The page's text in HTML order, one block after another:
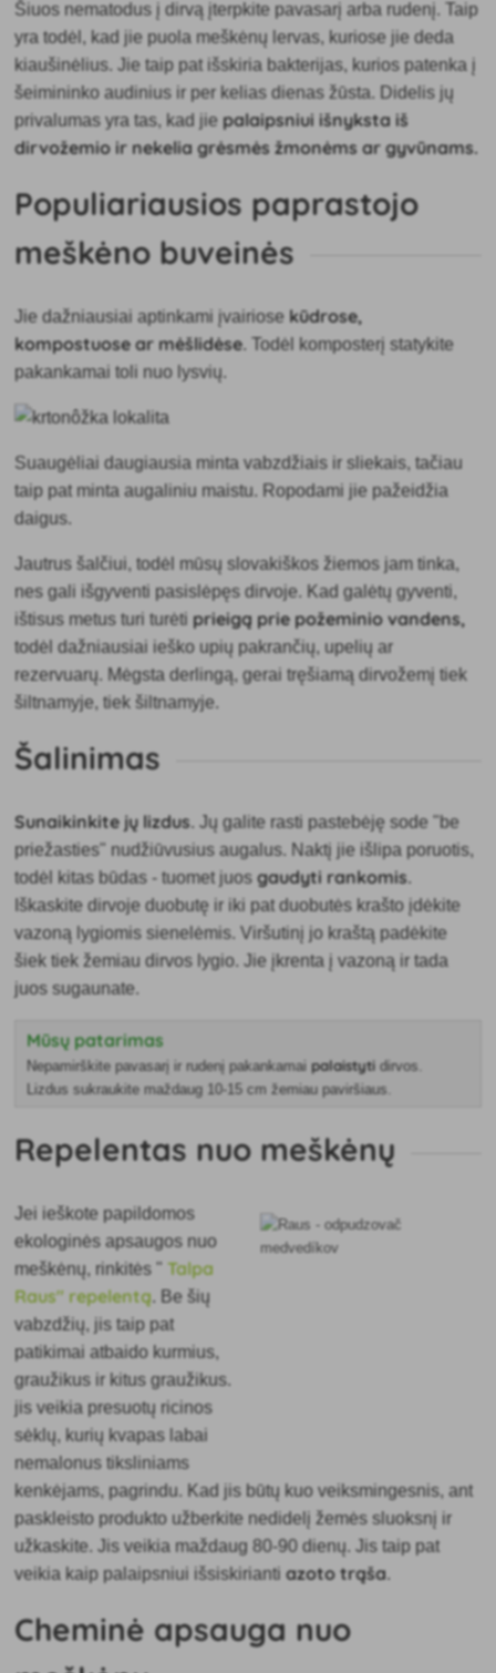
Šiuos nematodus į dirvą įterpkite pavasarį arba rudenį. Taip
yra todėl, kad jie puola meškėnų lervas, kuriose jie deda
kiaušinėlius. Jie taip pat išskiria bakterijas, kurios patenka į
šeimininko audinius ir per kelias dienas žūsta. Didelis jų
privalumas yra tas, kad jiepalaipsniui išnyksta iš
dirvožemio ir nekelia grėsmės žmonėms ar gyvūnams.
Populiariausios paprastojo
meškėno buveinės
Jie dažniausiai aptinkami įvairiose kūdrose,
kompostuose ar mėšlidėse. Todėl komposterį statykite
pakankamai toli nuo lysvių.
Suaugėliai daugiausia minta vabzdžiais ir sliekais, tačiau
taip pat minta augaliniu maistu. Ropodami jie pažeidžia
daigus.
Jautrus šalčiui, todėl mūsų slovakiškos žiemos jam tinka,
nes gali išgyventi pasislėpęs dirvoje. Kad galėtų gyventi,
ištisus metus turi turėtiprieigą prie požeminio vandens,
todėl dažniausiai ieško upių pakrančių, upelių ar
rezervuarų. Mėgsta derlingą, gerai tręšiamą dirvožemį tiek
šiltnamyje, tiek šiltnamyje.
Šalinimas
Sunaikinkite jų lizdus. Jų galite rasti pastebėję sode "be
priežasties" nudžiūvusius augalus. Naktį jie išlipa poruotis,
todėl kitas būdas - tuomet juosgaudyti rankomis.
Iškaskite dirvoje duobutę ir iki pat duobutės krašto įdėkite
vazoną lygiomis sienelėmis. Viršutinį jo kraštą padėkite
šiek tiek žemiau dirvos lygio. Jie įkrenta į vazoną ir tada
juos sugaunate.
Mūsų patarimas
Nepamirškite pavasarį ir rudenį pakankamaipalaistyti dirvos.
Lizdus sukraukite maždaug 10-15 cm žemiau paviršiaus.
Repelentas nuo meškėnų
Jei ieškote papildomos
ekologinės apsaugos nuo
meškėnų, rinkitės "Talpa
Raus" repelentą. Be šių
vabzdžių, jis taip pat
patikimai atbaido kurmius,
graužikus ir kitus graužikus.
jis veikia presuotų ricinos
sėklų, kurių kvapas labai
nemalonus tiksliniams
kenkėjams, pagrindu. Kad jis būtų kuo veiksmingesnis, ant
paskleisto produkto užberkite nedidelį žemės sluoksnį ir
užkaskite. Jis veikia maždaug 80-90 dienų. Jis taip pat
veikia kaip palaipsniui išsiskiriantiazoto trąša.
Cheminė apsauga nuo